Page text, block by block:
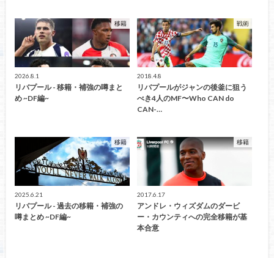
移籍
2026.8.1
リバプール - 移籍・補強の噂まと
め ~DF編~
戦術
2018.4.8
リバプールがジャンの後釜に狙う
べき4人のMF〜Who CAN do
CAN-…
移籍
2025.6.21
リバプール - 過去の移籍・補強の
噂まとめ ~DF編~
移籍
2017.6.17
アンドレ・ウィズダムのダービ
ー・カウンティへの完全移籍が基
本合意